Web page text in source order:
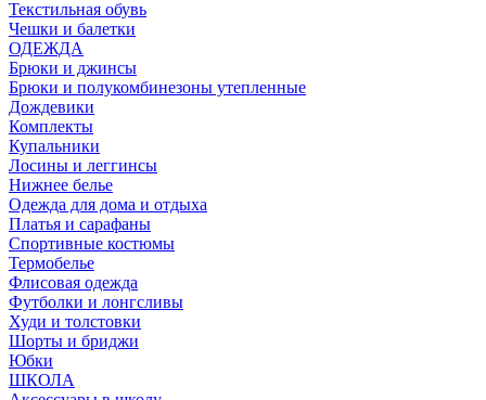
Текстильная обувь
Чешки и балетки
ОДЕЖДА
Брюки и джинсы
Брюки и полукомбинезоны утепленные
Дождевики
Комплекты
Купальники
Лосины и леггинсы
Нижнее белье
Одежда для дома и отдыха
Платья и сарафаны
Спортивные костюмы
Термобелье
Флисовая одежда
Футболки и лонгсливы
Худи и толстовки
Шорты и бриджи
Юбки
ШКОЛА